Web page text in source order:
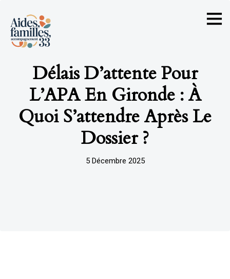
Délais D’attente Pour
L’APA En Gironde : À
Quoi S’attendre Après Le
Dossier ?
5 Décembre 2025